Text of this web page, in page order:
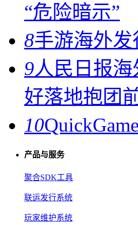
“危险暗示”
8手游海外
9人民日报
好落地抱团
10
产品与服务
聚合SDK工具
联运发行系统
玩家维护系统